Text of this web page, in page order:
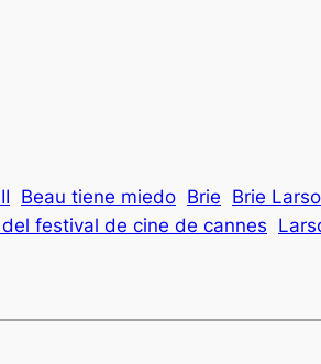
Beau tiene miedo Brie Brie
festival de cine de cannes